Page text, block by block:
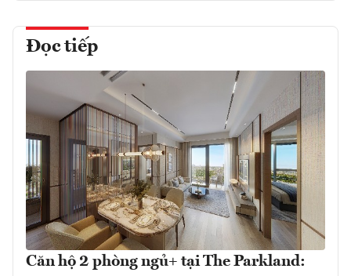
Đọc tiếp
Căn hộ 2 phòng ngủ+ tại The Parkland: